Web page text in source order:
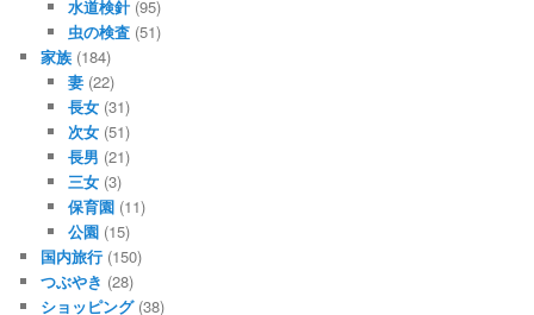
水道検針(95)
虫の検査(51)
家族 (184)
妻(22)
長女(31)
次女(51)
長男 (21)
三女(3)
保育園(11)
公園(15)
国内旅行 (150)
つぶやき (28)
ショッピング(38)